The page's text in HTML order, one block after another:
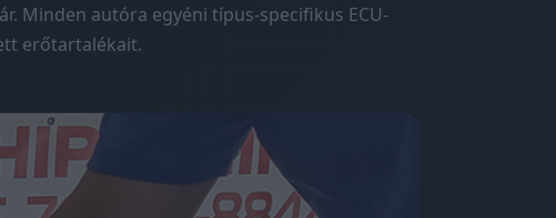
Minden autóra egyéni típus-specifikus ECU-
erőtartalékait.